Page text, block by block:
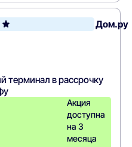
Дом.ру
терминал в рассрочку
Акция
доступна
на 3
месяца